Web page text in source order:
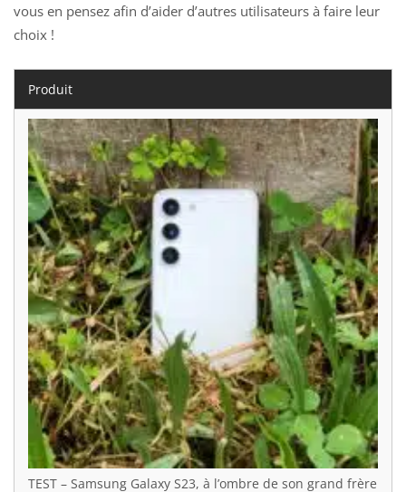
vous en pensez afin d’aider d’autres utilisateurs à faire leur
choix !
Produit
TEST – Samsung Galaxy S23, à l’ombre de son grand frère